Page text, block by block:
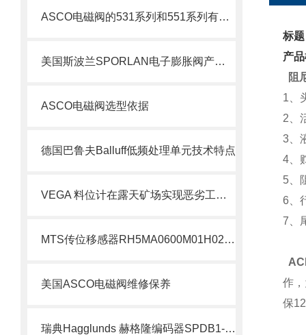
ASCO电磁阀的531系列和551系列有什么差别
美国斯波兰SPORLAN电子膨胀阀产品特点
ASCO电磁阀选型依据
德国巴鲁夫Balluff低频处理单元技术特点
VEGA 料位计在露天矿场实现恶劣工况下的精准测量
MTS传位移感器RH5MA0600M01H021S1011G8现货支持
美国ASCO电磁阀维修保养
瑞典Hagglunds 赫格隆编码器SPDB1-1000-BT介绍
标
产
阻
1、
2、
3、
4、
5、
6、
7、
作
保